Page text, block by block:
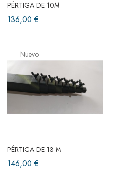
PÉRTIGA DE 10M
136,00 €
Nuevo
PÉRTIGA DE 13 M
146,00 €